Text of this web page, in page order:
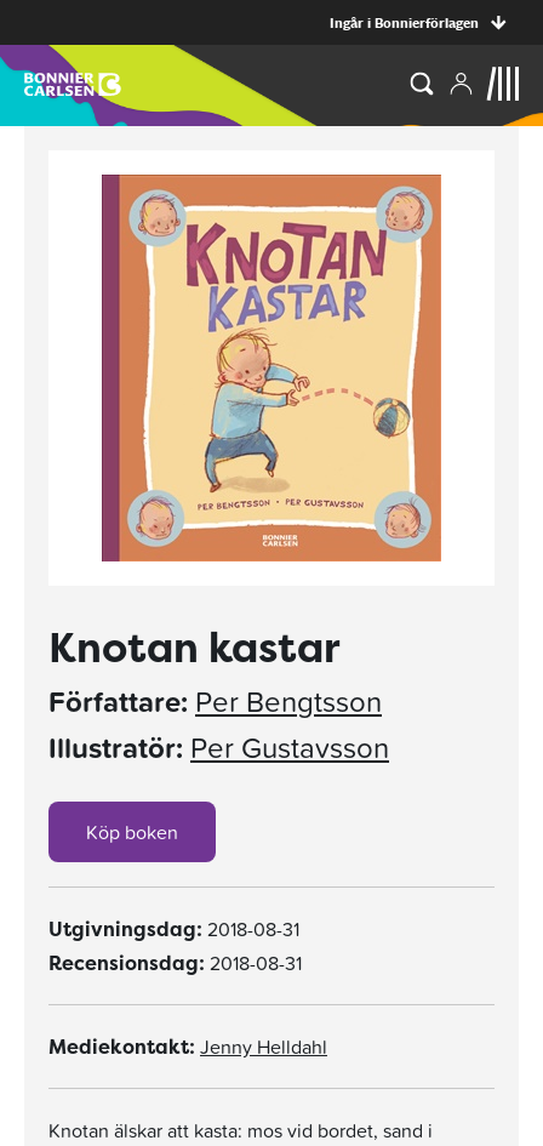
Ingår i Bonnierförlagen
Knotan kastar
Författare: Per Bengtsson
Illustratör: Per Gustavsson
Köp boken
Utgivningsdag: 2018-08-31
Recensionsdag: 2018-08-31
Mediekontakt: Jenny Helldahl
Knotan älskar att kasta: mos vid bordet, sand i